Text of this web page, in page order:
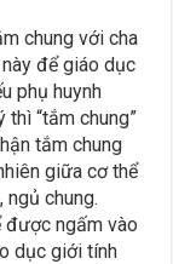
chung với cha
để giáo dục
phụ huynh
“tắm chung”
tắm chung
giữa cơ thể
chung.
được ngấm vào
dục giới tính